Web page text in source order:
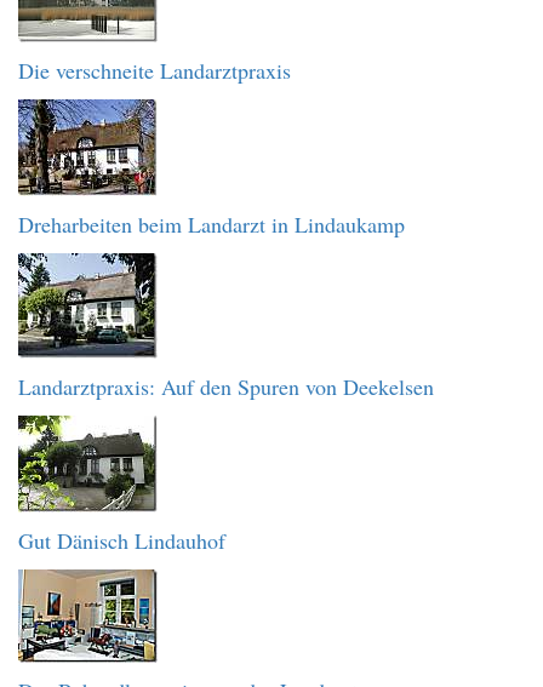
Die verschneite Landarztpraxis
Dreharbeiten beim Landarzt in Lindaukamp
Landarztpraxis: Auf den Spuren von Deekelsen
Gut Dänisch Lindauhof